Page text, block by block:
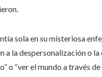
sola en su misteriosa
a la despersonalización o
o “ver el mundo a través de